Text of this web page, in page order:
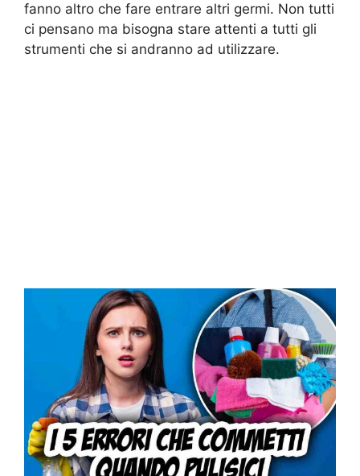
fanno altro che fare entrare altri germi. Non tutti
ci pensano ma bisogna stare attenti a tutti gli
strumenti che si andranno ad utilizzare.